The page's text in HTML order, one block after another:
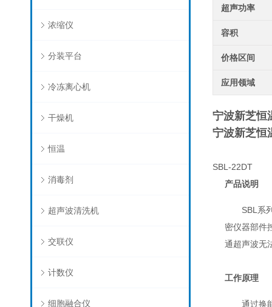
浓缩仪
分装平台
冷冻离心机
干燥机
恒温
消毒剂
超声波清洗机
交联仪
计数仪
细胞融合仪
超声功率
容积
价格区间
应用领域
宁波新芝恒
宁波新芝恒
SBL-22DT
产品说明
SBL系
密仪器部件
通超声波无
工作原理
通过换